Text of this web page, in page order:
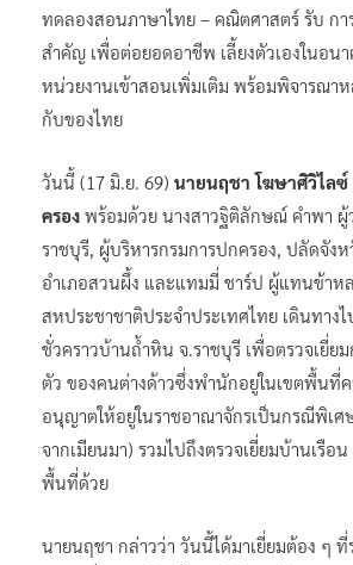
ทดลองสอนภาษาไทย – คณิตศาสตร์ รับ กา
สำคัญ เพื่อต่อยอดอาชีพ เลี้ยงตัวเองในอน
หน่วยงานเข้าสอนเพิ่มเติม พร้อมพิจารณาห
กับของไทย
วันนี้ (17 มิ.ย. 69) นายนฤชา โฆษาศิวิไลซ์
ครอง พร้อมด้วย นางสาวฐิติลักษณ์ คำพา ผู้
ราชบุรี, ผู้บริหารกรมการปกครอง, ปลัดจัง
อำเภอสวนผึ้ง และแทมมี่ ชาร์ป ผู้แทนข้าห
สหประชาชาติประจำประเทศไทย เดินทาง
ชั่วคราวบ้านถ้ำหิน จ.ราชบุรี เพื่อตรวจเยี่ย
ตัว ของคนต่างด้าวซึ่งพำนักอยู่ในเขตพื้นที่
อนุญาตให้อยู่ในราชอาณาจักรเป็นกรณีพิเ
จากเมียนมา) รวมไปถึงตรวจเยี่ยมบ้านเรือน
พื้นที่ด้วย
นายนฤชา กล่าวว่า วันนี้ได้มาเยี่ยมต้อง ๆ